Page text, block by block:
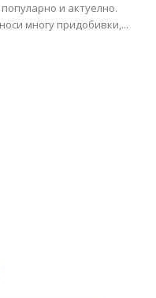
и актуелно.
многу придобивки,...